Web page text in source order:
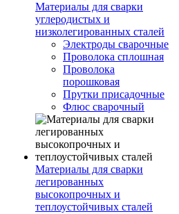
Материалы для сварки
углеродистых и
низколегированных сталей
Электроды сварочные
Проволока сплошная
Проволока
порошковая
Прутки присадочные
Флюс сварочный
Материалы для сварки
легированных
высокопрочных и
теплоустойчивых сталей